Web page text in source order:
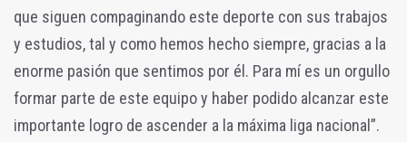
que siguen compaginando este deporte con sus trabajos
y estudios, tal y como hemos hecho siempre, gracias a la
enorme pasión que sentimos por él. Para mí es un orgullo
formar parte de este equipo y haber podido alcanzar este
importante logro de ascender a la máxima liga nacional”.